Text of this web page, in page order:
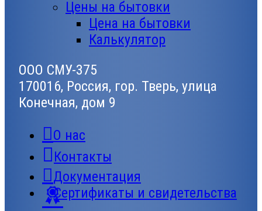
Цены на бытовки
Цена на бытовки
Калькулятор
ООО СМУ-375
170016, Россия, гор. Тверь, улица
Конечная, дом 9
О нас
Контакты
Документация
Сертификаты и свидетельства